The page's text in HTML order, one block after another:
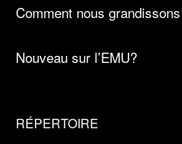
Comment nous grandissons
Nouveau sur l’EMU?
RÉPERTOIRE